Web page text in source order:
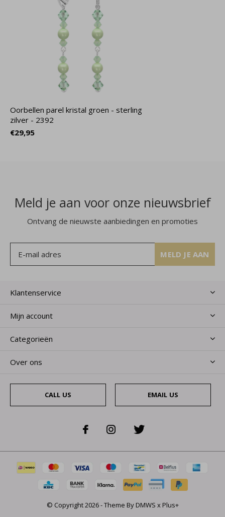
Oorbellen parel kristal groen - sterling
zilver - 2392
€29,95
Meld je aan voor onze nieuwsbrief
Ontvang de nieuwste aanbiedingen en promoties
MELD JE AAN
Klantenservice
Mijn account
Categorieën
Over ons
CALL US EMAIL US
© Copyright2026- Theme ByDMWS xPlus+